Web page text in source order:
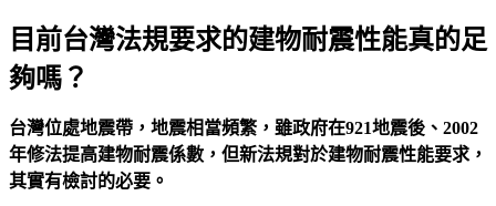
目前台灣法規要求的建物耐震性能真的足
夠嗎？
台灣位處地震帶，地震相當頻繁，雖政府在921地震後、2002
年修法提高建物耐震係數，但新法規對於建物耐震性能要求，
其實有檢討的必要。